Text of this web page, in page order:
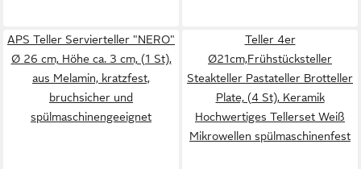
APS Teller Servierteller "NERO"
Ø 26 cm, Höhe ca. 3 cm, (1 St),
aus Melamin, kratzfest,
bruchsicher und
spülmaschinengeeignet
Teller 4er
Ø21cm,Frühstücksteller
Steakteller Pastateller Brotteller
Plate, (4 St), Keramik
Hochwertiges Tellerset Weiß
Mikrowellen spülmaschinenfest